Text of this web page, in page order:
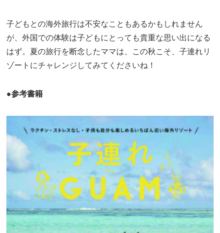
子どもとの海外旅行は不安なこともあるかもしれません
が、外国での体験は子どもにとっても貴重な思い出になる
はず。夏の旅行を断念したママは、この秋こそ、子連れリ
ゾートにチャレンジしてみてくださいね！
●参考書籍